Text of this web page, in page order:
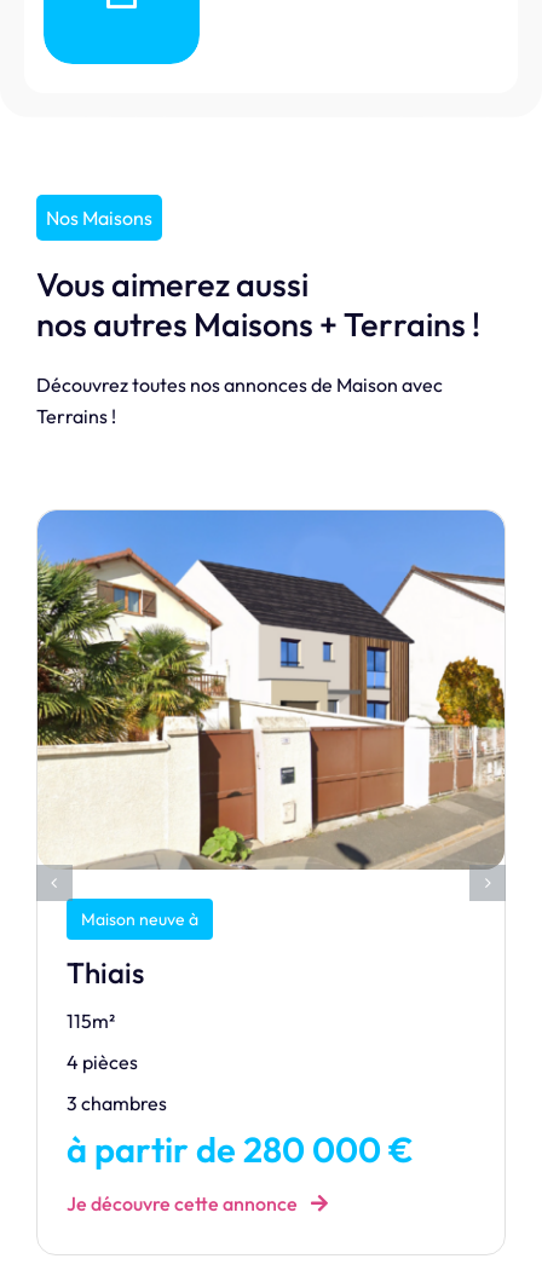
Nos Maisons
Vous aimerez aussi
nos autres Maisons + Terrains !
Découvrez toutes nos annonces de Maison avec
Terrains !
Maison neuve à
Thiais
115m²
4 pièces
3 chambres
à partir de 280 000 €
Je découvre cette annonce